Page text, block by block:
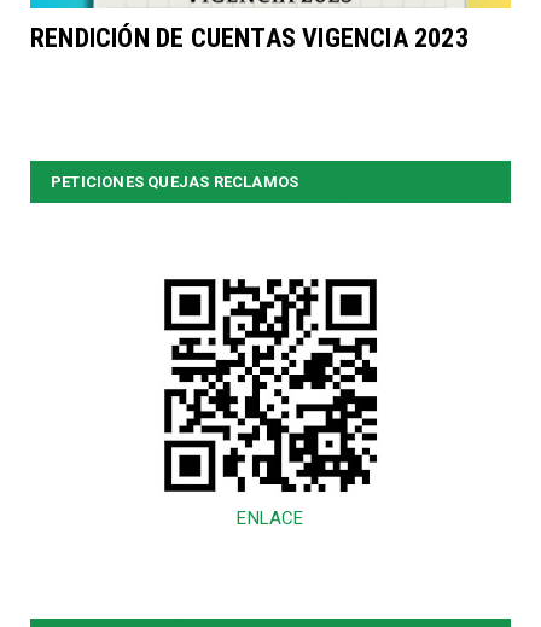
RENDICIÓN DE CUENTAS VIGENCIA 2023
PETICIONES QUEJAS RECLAMOS
ENLACE